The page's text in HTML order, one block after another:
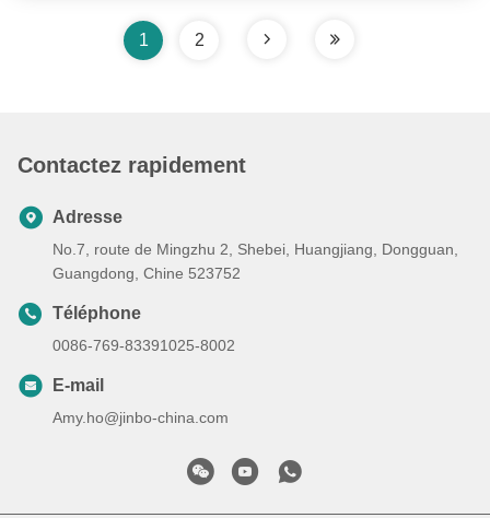
la métallurgie des poudres est devenue la ...
1 2
Contactez rapidement
Adresse
No.7, route de Mingzhu 2, Shebei, Huangjiang, Dongguan,
Guangdong, Chine 523752
Téléphone
0086-769-83391025-8002
E-mail
Amy.ho@jinbo-china.com